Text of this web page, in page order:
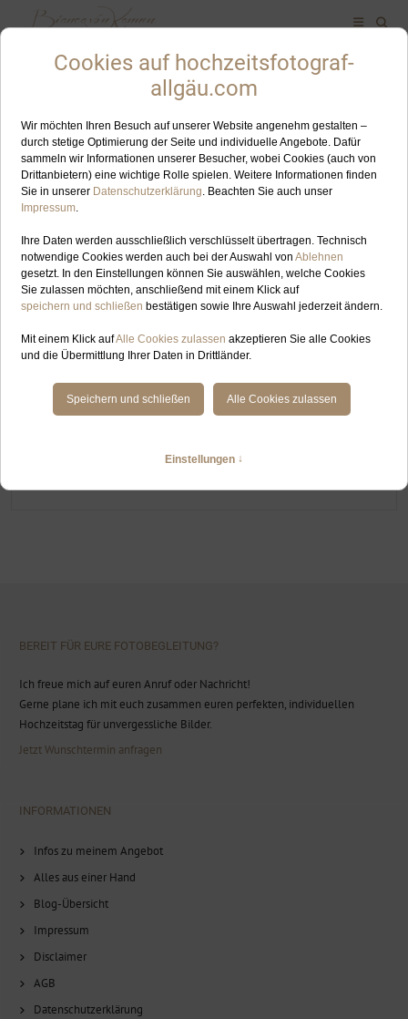
ALLES ZUM SCHLAGWORT: ALPENCHALET JUNGHOLZ
JUN
ELOPEMENT IN JUNGHOLZ
BEREIT FÜR EURE FOTOBEGLEITUNG?
Ich freue mich auf euren Anruf oder Nachricht!
Gerne plane ich mit euch zusammen euren perfekten, individuellen
Hochzeitstag für unvergessliche Bilder.
Jetzt Wunschtermin anfragen
INFORMATIONEN
Infos zu meinem Angebot
Alles aus einer Hand
Blog-Übersicht
Impressum
Disclaimer
AGB
Datenschutzerklärung